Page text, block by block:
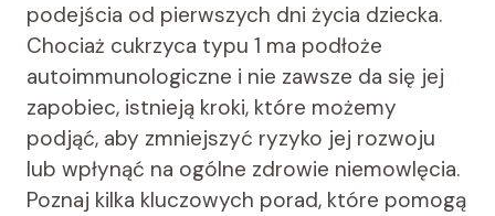
podejścia od pierwszych dni życia dziecka.
Chociaż cukrzyca typu 1 ma podłoże
autoimmunologiczne i nie zawsze da się jej
zapobiec, istnieją kroki, które możemy
podjąć, aby zmniejszyć ryzyko jej rozwoju
lub wpłynąć na ogólne zdrowie niemowlęcia.
Poznaj kilka kluczowych porad, które pomogą